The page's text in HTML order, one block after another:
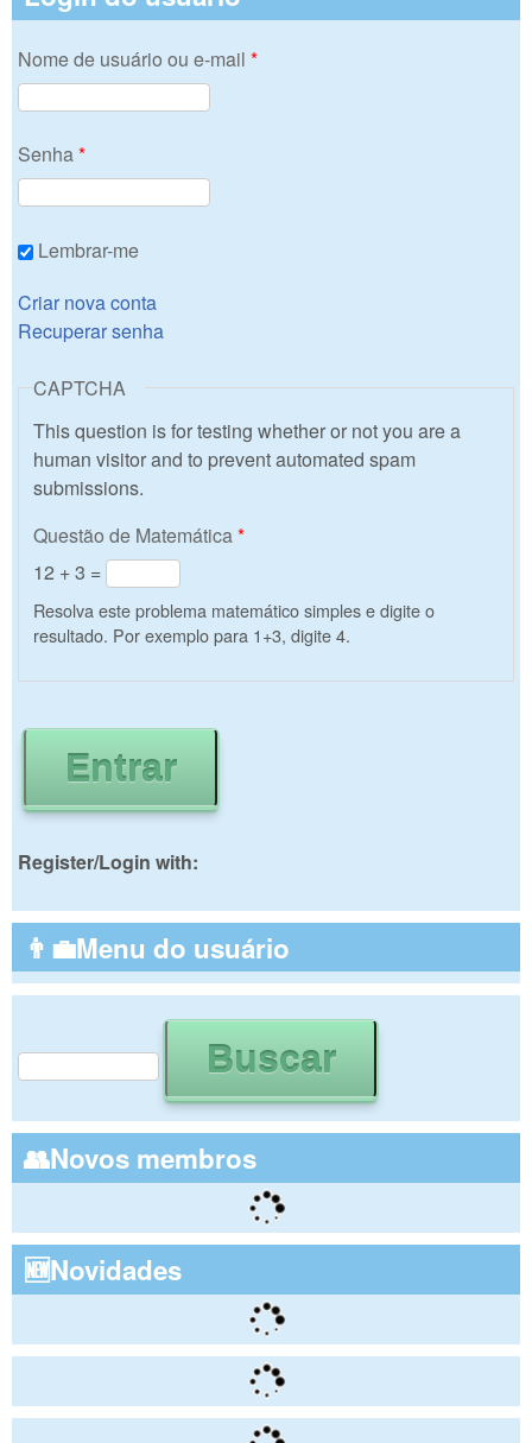
Nome de usuário ou e-mail *
Senha*
Lembrar-me
Criar nova conta
Recuperar senha
CAPTCHA
This question is for testing whether or not you are a
human visitor and to prevent automated spam
submissions.
Questão de Matemática*
12 + 3 =
Resolva este problema matemático simples e digite o
resultado. Por exemplo para 1+3, digite 4.
Register/Login with:
👨‍💼Menu do usuário
Formulário de busca
👥Novos membros
🆕Novidades